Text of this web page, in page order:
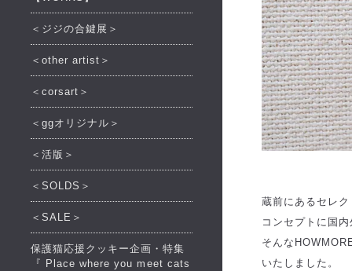
蔵前にあるセレ
コンセプトに国
そんな
いたしました。
＜ジジの合鍵展＞
＜other artist＞
＜corsart＞
＜ggオリジナル＞
＜活版＞
＜SOLDS＞
＜SALE＞
保護猫応援クッキー企画・特集
『 Place where you meet cats